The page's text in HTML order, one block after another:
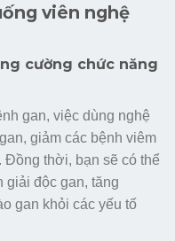
viên nghệ
cường chức năng
gan, việc dùng nghệ
giảm các bệnh viêm
Đồng thời, bạn sẽ có thể
giải độc gan, tăng
gan khỏi các yếu tố